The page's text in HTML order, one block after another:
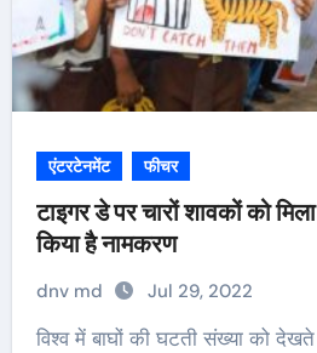
एंटरटेनमेंट फीचर
टाइगर डे पर चारों शावकों को
किया है नामकरण
dnv md Jul 29, 2022
विश्व में बाघों की घटती संख्या को देखते हुए इनके संरक्षण तथा